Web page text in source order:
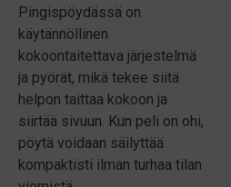
Pingispöydässä on
käytännöllinen
kokoontaitettava järjestelmä
ja pyörät, mikä tekee siitä
helpon taittaa kokoon ja
siirtää sivuun. Kun peli on ohi,
pöytä voidaan säilyttää
kompaktisti ilman turhaa tilan